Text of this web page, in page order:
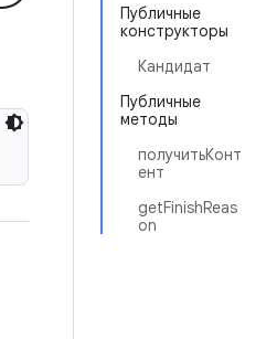
Публичные
конструкторы
Кандидат
Публичные
методы
получитьКонт
ент
getFinishReas
on